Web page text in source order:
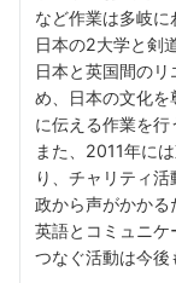
など作業は多岐
日本の2大学と剣
日本と英国間の
め、日本の文化
に伝える作業を行
また、2011年に
り、チャリティ
政から声がかかる
英語とコミュニケ
つなぐ活動は今後